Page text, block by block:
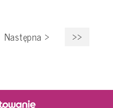
Następna > >>